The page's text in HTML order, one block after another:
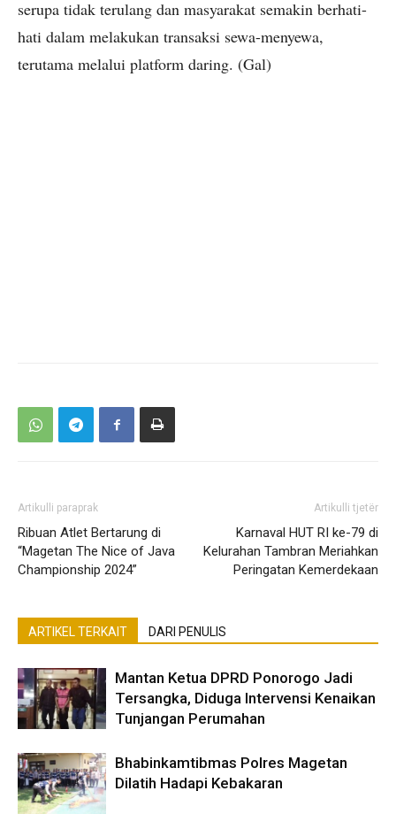
serupa tidak terulang dan masyarakat semakin berhati-
hati dalam melakukan transaksi sewa-menyewa,
terutama melalui platform daring. (Gal)
Artikulli paraprak
Ribuan Atlet Bertarung di
“Magetan The Nice of Java
Championship 2024”
Artikulli tjetër
Karnaval HUT RI ke-79 di
Kelurahan Tambran Meriahkan
Peringatan Kemerdekaan
ARTIKEL TERKAIT DARI PENULIS
Mantan Ketua DPRD Ponorogo Jadi
Tersangka, Diduga Intervensi Kenaikan
Tunjangan Perumahan
Bhabinkamtibmas Polres Magetan
Dilatih Hadapi Kebakaran